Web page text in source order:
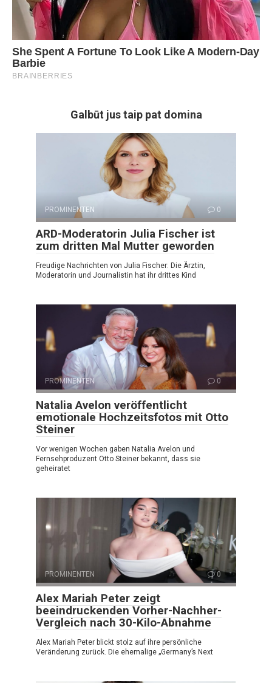
Galbūt jus taip pat domina
PROMINENTEN 0
ARD-Moderatorin Julia Fischer ist
zum dritten Mal Mutter geworden
Freudige Nachrichten von Julia Fischer: Die Ärztin,
Moderatorin und Journalistin hat ihr drittes Kind
PROMINENTEN 0
Natalia Avelon veröffentlicht
emotionale Hochzeitsfotos mit Otto
Steiner
Vor wenigen Wochen gaben Natalia Avelon und
Fernsehproduzent Otto Steiner bekannt, dass sie
geheiratet
PROMINENTEN 0
Alex Mariah Peter zeigt
beeindruckenden Vorher-Nachher-
Vergleich nach 30-Kilo-Abnahme
Alex Mariah Peter blickt stolz auf ihre persönliche
Veränderung zurück. Die ehemalige „Germany’s Next